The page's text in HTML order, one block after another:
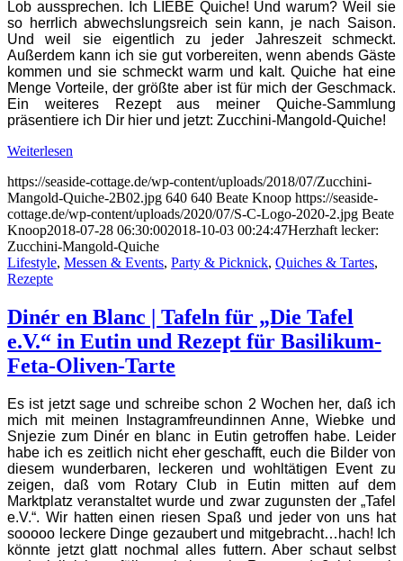
Lob aussprechen. Ich LIEBE Quiche! Und warum? Weil sie
so herrlich abwechslungsreich sein kann, je nach Saison.
Und weil sie eigentlich zu jeder Jahreszeit schmeckt.
Außerdem kann ich sie gut vorbereiten, wenn abends Gäste
kommen und sie schmeckt warm und kalt. Quiche hat eine
Menge Vorteile, der größte aber ist für mich der Geschmack.
Ein weiteres Rezept aus meiner Quiche-Sammlung
präsentiere ich Dir hier und jetzt: Zucchini-Mangold-Quiche!
Weiterlesen
https://seaside-cottage.de/wp-content/uploads/2018/07/Zucchini-
Mangold-Quiche-2B02.jpg 640 640 Beate Knoop https://seaside-
cottage.de/wp-content/uploads/2020/07/S-C-Logo-2020-2.jpg Beate
Knoop2018-07-28 06:30:002018-10-03 00:24:47Herzhaft lecker:
Zucchini-Mangold-Quiche
Lifestyle, Messen & Events, Party & Picknick, Quiches & Tartes,
Rezepte
Dinér en Blanc | Tafeln für „Die Tafel
e.V.“ in Eutin und Rezept für Basilikum-
Feta-Oliven-Tarte
Es ist jetzt sage und schreibe schon 2 Wochen her, daß ich
mich mit meinen Instagramfreundinnen Anne, Wiebke und
Snjezie zum Dinér en blanc in Eutin getroffen habe. Leider
habe ich es zeitlich nicht eher geschafft, euch die Bilder von
diesem wunderbaren, leckeren und wohltätigen Event zu
zeigen, daß vom Rotary Club in Eutin mitten auf dem
Marktplatz veranstaltet wurde und zwar zugunsten der „Tafel
e.V.“. Wir hatten einen riesen Spaß und jeder von uns hat
sooooo leckere Dinge gezaubert und mitgebracht…hach! Ich
könnte jetzt glatt nochmal alles futtern. Aber schaut selbst